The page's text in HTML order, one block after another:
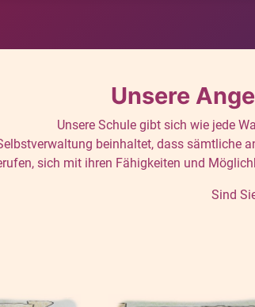
Unsere
Unsere Schule gibt sich wie jede
beinhaltet, dass sämtliche
sich mit ihren Fähigkeiten und
Sind